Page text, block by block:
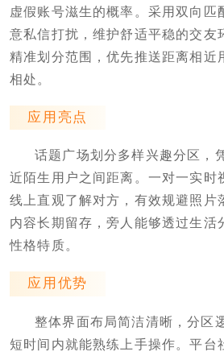
虚假账号滋生的概率。采用双向匹
意私信打扰，维护舒适平稳的交友
精准划分范围，优先推送距离相近
相处。
应用亮点
话题广场划分多样兴趣分区，
近陌生用户之间距离。一对一实时
线上直观了解对方，有效规避照片
内容长期留存，旁人能够透过生活
性格特质。
应用优势
整体界面布局简洁清晰，分区
短时间内就能熟练上手操作。平台